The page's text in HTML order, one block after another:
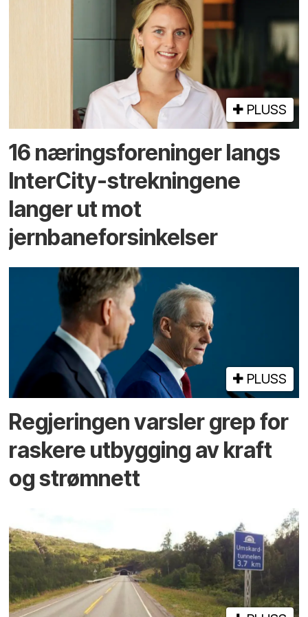
PLUSS
16 næringsforeninger langs
InterCity-strekningene
langer ut mot
jernbaneforsinkelser
PLUSS
Regjeringen varsler grep for
raskere utbygging av kraft
og strømnett